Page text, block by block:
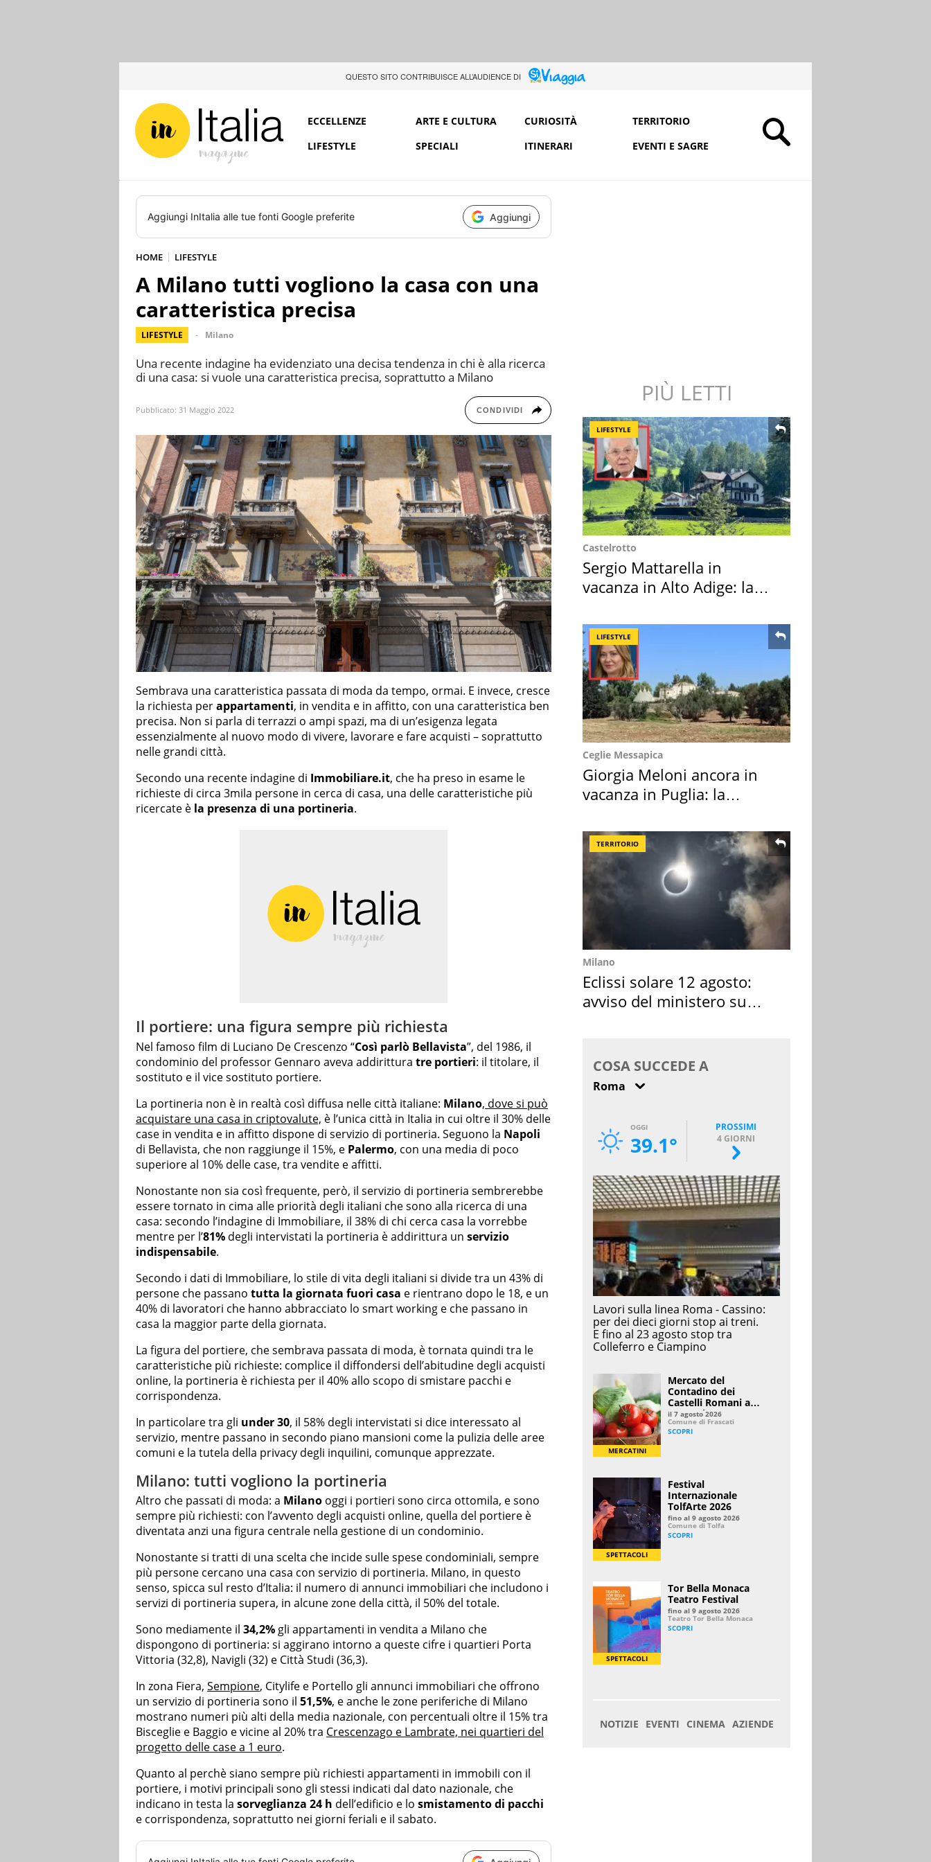
QUESTO SITO CONTRIBUISCE ALL’AUDIENCE DI
ECCELLENZE ARTE E CULTURA CURIOSITÀ
TERRITORIO
LIFESTYLE
SPECIALI ITINERARI EVENTI E SAGRE
Aggiungi InItalia alle tue fonti Google preferite Aggiungi
HOME LIFESTYLE
A Milano tutti vogliono la casa con una
caratteristica precisa
LIFESTYLE Milano
Una recente indagine ha evidenziato una decisa tendenza in chi è alla ricerca
di una casa: si vuole una caratteristica precisa, soprattutto a Milano
Pubblicato: 31 Maggio 2022 CONDIVIDI
Sembrava una caratteristica passata di moda da tempo, ormai. E invece, cresce
la richiesta perappartamenti, in vendita e in affitto, con una caratteristica ben
precisa. Non si parla di terrazzi o ampi spazi, ma di un’esigenza legata
essenzialmente al nuovo modo di vivere, lavorare e fare acquisti – soprattutto
nelle grandi città.
Secondo una recente indagine di Immobiliare.it, che ha preso in esame le
richieste di circa 3mila persone in cerca di casa, una delle caratteristiche più
ricercate è la presenza di una portineria.
Il portiere: una figura sempre più richiesta
Nel famoso film di Luciano De Crescenzo “Così parlò Bellavista”, del 1986, il
condominio del professor Gennaro aveva addirittura tre portieri: il titolare, il
sostituto e il vice sostituto portiere.
La portineria non è in realtà così diffusa nelle città italiane: Milano, dove si può
acquistare una casa in criptovalute, è l’unica città in Italia in cui oltre il 30% delle
case in vendita e in affitto dispone di servizio di portineria. Seguono la Napoli
di Bellavista, che non raggiunge il 15%, e Palermo, con una media di poco
superiore al 10% delle case, tra vendite e affitti.
Nonostante non sia così frequente, però, il servizio di portineria sembrerebbe
essere tornato in cima alle priorità degli italiani che sono alla ricerca di una
casa: secondo l’indagine di Immobiliare, il 38% di chi cerca casa la vorrebbe
mentre per l’81% degli intervistati la portineria è addirittura un servizio
indispensabile.
Secondo i dati di Immobiliare, lo stile di vita degli italiani si divide tra un 43% di
persone che passano tutta la giornata fuori casa e rientrano dopo le 18, e un
40% di lavoratori che hanno abbracciato lo smart working e che passano in
casa la maggior parte della giornata.
La figura del portiere, che sembrava passata di moda, è tornata quindi tra le
caratteristiche più richieste: complice il diffondersi dell’abitudine degli acquisti
online, la portineria è richiesta per il 40% allo scopo di smistare pacchi e
corrispondenza.
In particolare tra gli under 30, il 58% degli intervistati si dice interessato al
servizio, mentre passano in secondo piano mansioni come la pulizia delle aree
comuni e la tutela della privacy degli inquilini, comunque apprezzate.
Milano: tutti vogliono la portineria
Altro che passati di moda: a Milano oggi i portieri sono circa ottomila, e sono
sempre più richiesti: con l’avvento degli acquisti online, quella del portiere è
diventata anzi una figura centrale nella gestione di un condominio.
Nonostante si tratti di una scelta che incide sulle spese condominiali, sempre
più persone cercano una casa con servizio di portineria. Milano, in questo
senso, spicca sul resto d’Italia: il numero di annunci immobiliari che includono i
servizi di portineria supera, in alcune zone della città, il 50% del totale.
Sono mediamente il 34,2% gli appartamenti in vendita a Milano che
dispongono di portineria: si aggirano intorno a queste cifre i quartieri Porta
Vittoria (32,8), Navigli (32) e Città Studi (36,3).
In zona Fiera, Sempione, Citylife e Portello gli annunci immobiliari che offrono
un servizio di portineria sono il 51,5%, e anche le zone periferiche di Milano
mostrano numeri più alti della media nazionale, con percentuali oltre il 15% tra
Bisceglie e Baggio e vicine al 20% tra Crescenzago e Lambrate, nei quartieri del
progetto delle case a 1 euro.
Quanto al perchè siano sempre più richiesti appartamenti in immobili con il
portiere, i motivi principali sono gli stessi indicati dal dato nazionale, che
indicano in testa la sorveglianza 24 h dell’edificio e lo smistamento di pacchi
e corrispondenza, soprattutto nei giorni feriali e il sabato.
PIÙ LETTI
LIFESTYLE
Castelrotto
Sergio Mattarella in
vacanza in Alto Adige: la
LIFESTYLE
Ceglie Messapica
Giorgia Meloni ancora in
vacanza in Puglia: la
TERRITORIO
Milano
Eclissi solare 12 agosto:
avviso del ministero su